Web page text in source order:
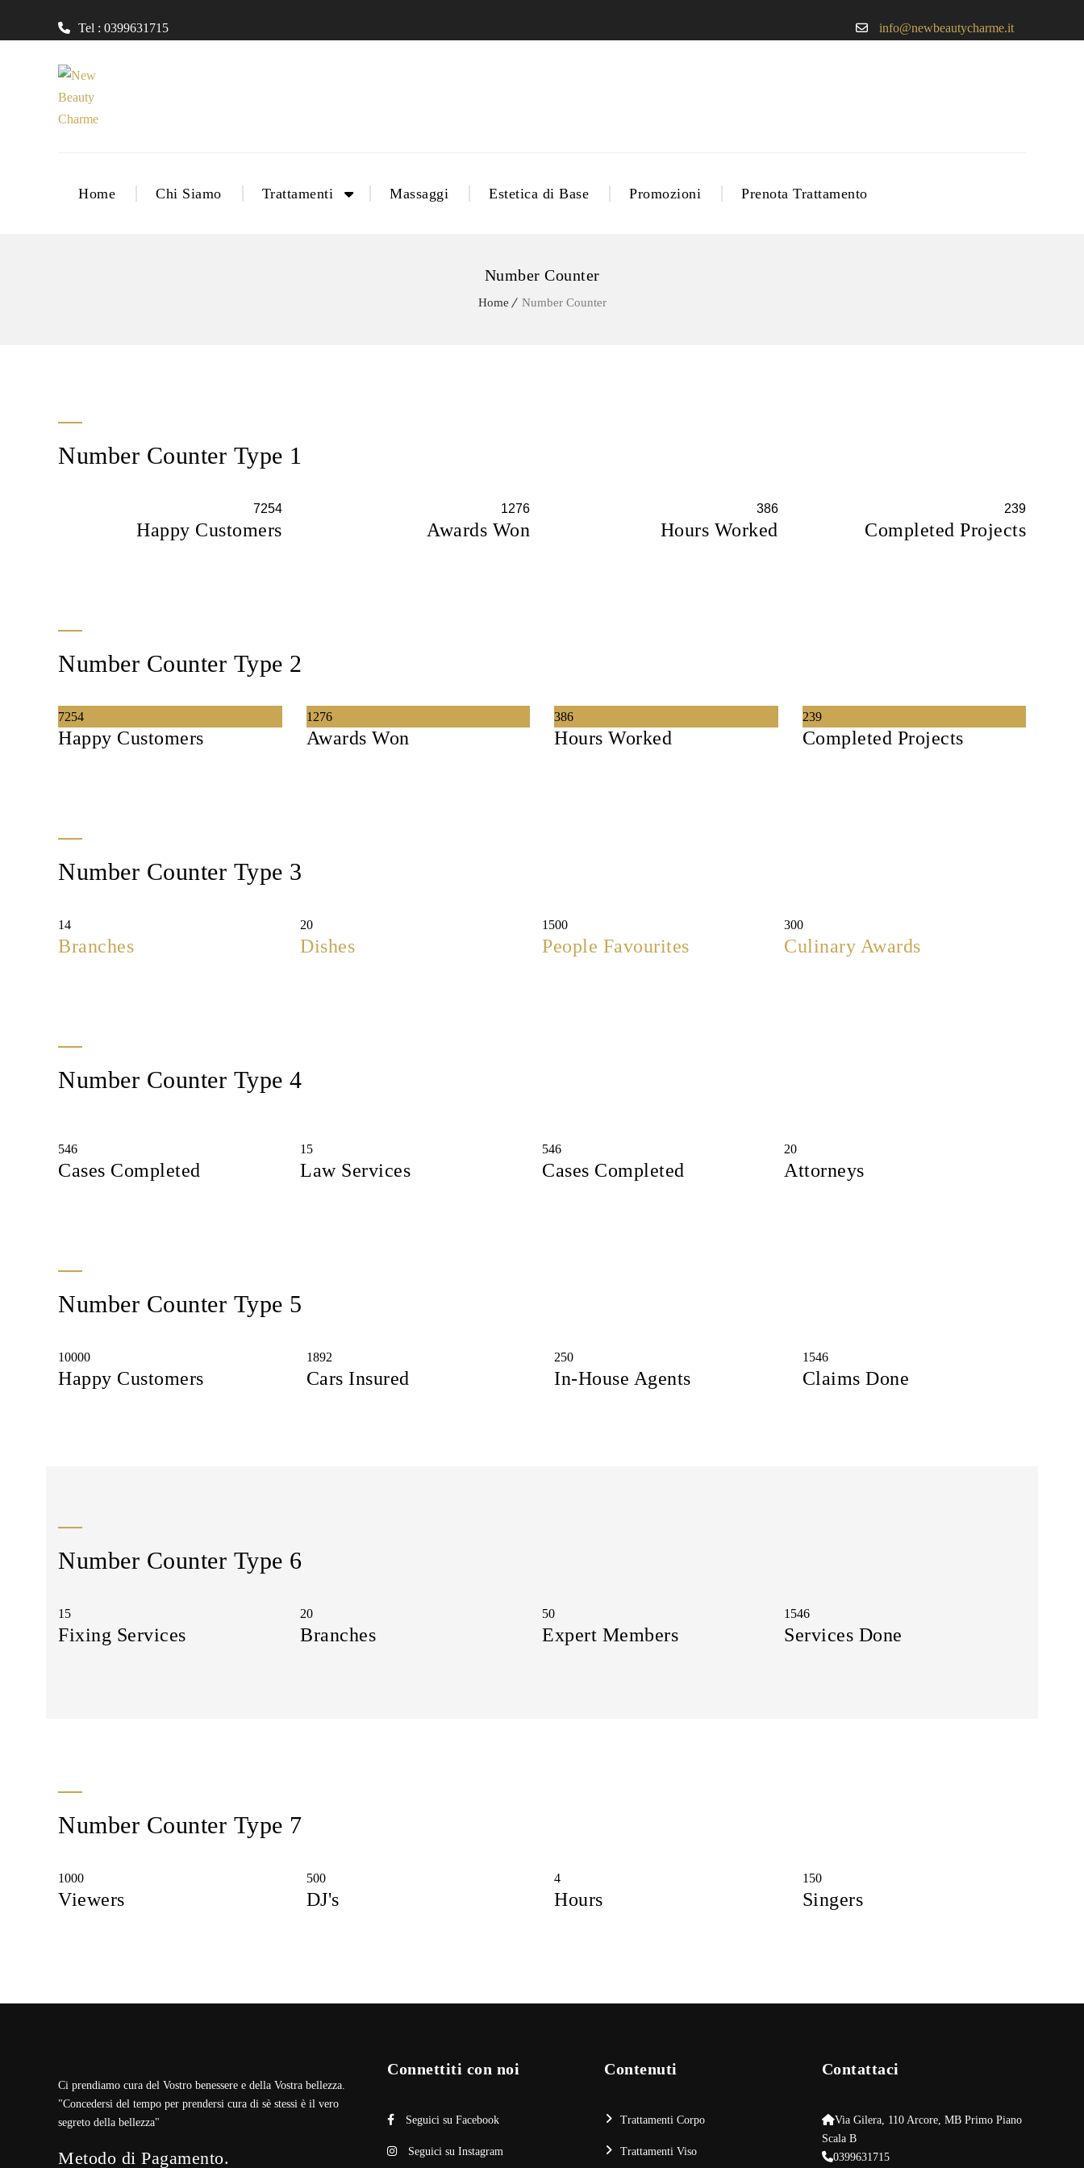
Tel : 0399631715 info@newbeautycharme.it
Home Chi Siamo Trattamenti Massaggi Estetica di Base Promozioni Prenota Trattamento
Number Counter
Home Number Counter
Number Counter Type 1
7254
Happy Customers
1276
Awards Won
386
Hours Worked
239
Completed Projects
Number Counter Type 2
7254
Happy Customers
1276
Awards Won
386
Hours Worked
239
Completed Projects
Number Counter Type 3
14
Branches
20
Dishes
1500
People Favourites
300
Culinary Awards
Number Counter Type 4
546
Cases Completed
15
Law Services
546
Cases Completed
20
Attorneys
Number Counter Type 5
10000
Happy Customers
1892
Cars Insured
250
In-House Agents
1546
Claims Done
Number Counter Type 6
15
Fixing Services
20
Branches
50
Expert Members
1546
Services Done
Number Counter Type 7
1000
Viewers
500
DJ's
4
Hours
150
Singers
Ci prendiamo cura del Vostro benessere e della Vostra bellezza.
"Concedersi del tempo per prendersi cura di sè stessi è il vero
segreto della bellezza"
Metodo di Pagamento.
Connettiti con noi
Seguici su Facebook
Seguici su Instagram
Contenuti
Trattamenti Corpo
Trattamenti Viso
Contattaci
Via Gilera, 110 Arcore, MB Primo Piano
Scala B
0399631715